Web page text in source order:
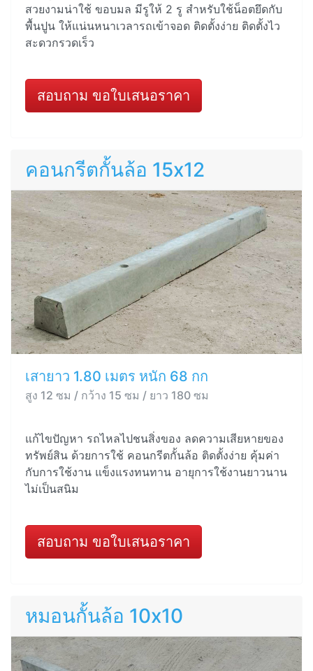
สวยงามน่าใช้ ขอบมล มีรูให้ 2 รู สำหรับใช้น็อตยึดกับ
พื้นปูน ให้แน่นหนาเวลารถเข้าจอด ติดตั้งง่าย ติดตั้งไว
สะดวกรวดเร็ว
สอบถาม ขอใบเสนอราคา
คอนกรีตกั้นล้อ 15x12
เสายาว 1.80 เมตร หนัก 68 กก
สูง 12 ซม / กว้าง 15 ซม / ยาว 180 ซม
แก้ไขปัญหา รถไหลไปชนสิ่งของ ลดความเสียหายของ
ทรัพย์สิน ด้วยการใช้ คอนกรีตกั้นล้อ ติดตั้งง่าย คุ้มค่า
กับการใช้งาน แข็งแรงทนทาน อายุการใช้งานยาวนาน
ไม่เป็นสนิม
สอบถาม ขอใบเสนอราคา
หมอนกั้นล้อ 10x10